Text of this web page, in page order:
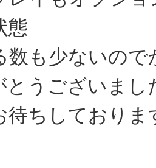
態
数も少ないの
うございまし
ちしておりま